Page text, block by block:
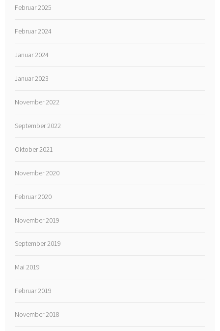
Februar 2025
Februar 2024
Januar 2024
Januar 2023
November 2022
September 2022
Oktober 2021
November 2020
Februar 2020
November 2019
September 2019
Mai 2019
Februar 2019
November 2018